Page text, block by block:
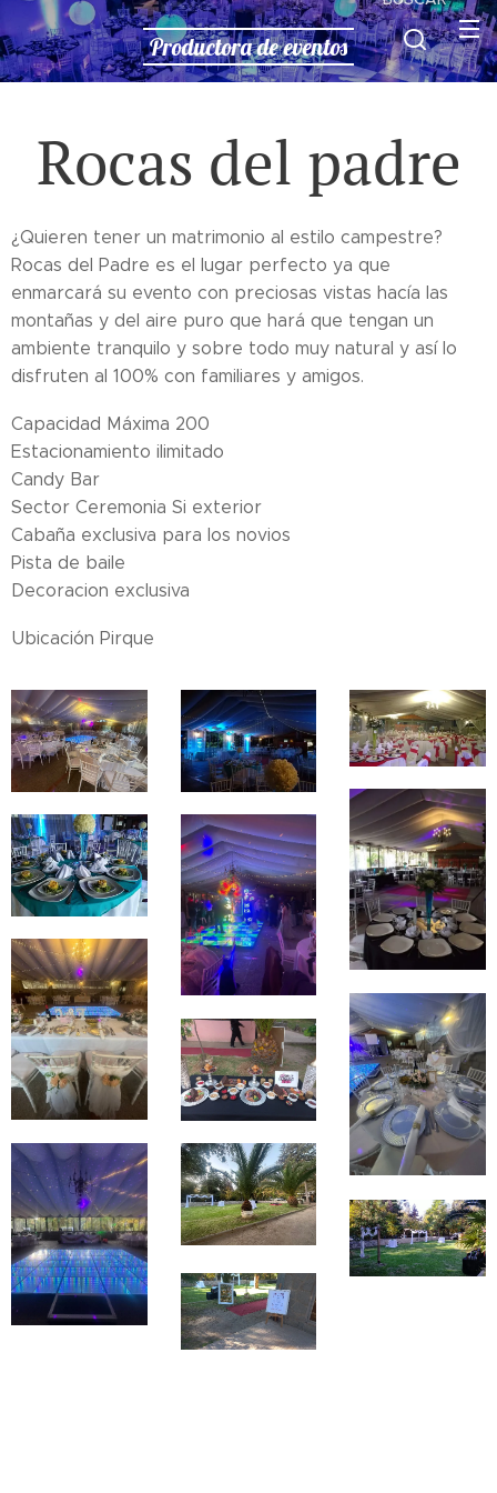
Productora de eventos
Rocas del padre
¿Quieren tener un matrimonio al estilo campestre?
Rocas del Padre es el lugar perfecto ya que
enmarcará su evento con preciosas vistas hacía las
montañas y del aire puro que hará que tengan un
ambiente tranquilo y sobre todo muy natural y así lo
disfruten al 100% con familiares y amigos.
Capacidad Máxima 200
Estacionamiento ilimitado
Candy Bar
Sector Ceremonia Si exterior
Cabaña exclusiva para los novios
Pista de baile
Decoracion exclusiva
Ubicación Pirque